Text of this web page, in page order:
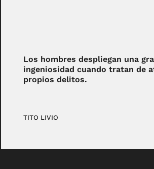
Los hombres despliegan una
ingeniosidad cuando tratan de
propios delitos.
TITO LIVIO